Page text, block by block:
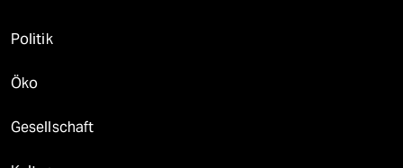
Politik
Öko
Gesellschaft